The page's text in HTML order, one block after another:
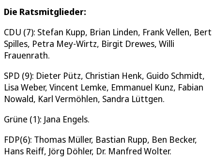
Die Ratsmitglieder:
CDU (7): Stefan Kupp, Brian Linden, Frank Vellen, Bert
Spilles, Petra Mey-Wirtz, Birgit Drewes, Willi
Frauenrath.
SPD (9): Dieter Pütz, Christian Henk, Guido Schmidt,
Lisa Weber, Vincent Lemke, Emmanuel Kunz, Fabian
Nowald, Karl Vermöhlen, Sandra Lüttgen.
Grüne (1): Jana Engels.
FDP(6): Thomas Müller, Bastian Rupp, Ben Becker,
Hans Reiff, Jörg Döhler, Dr. Manfred Wolter.